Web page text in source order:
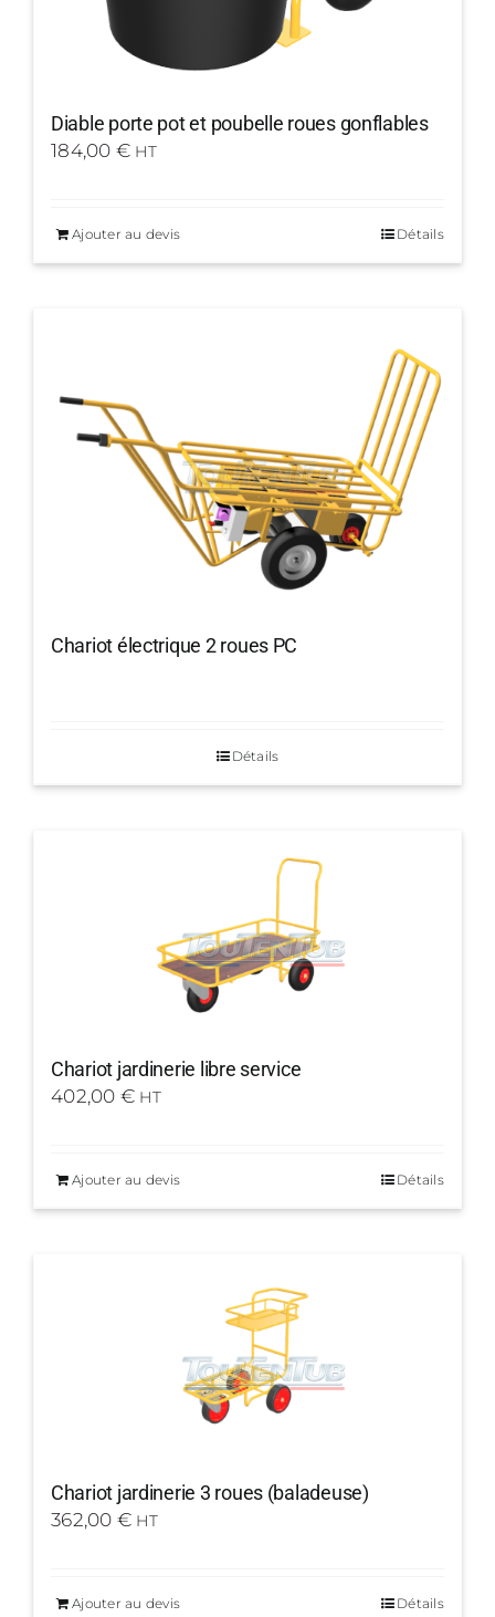
Diable porte pot et poubelle roues gonflables
184,00 € HT
Ajouter au devis Détails
Chariot électrique 2 roues PC
Détails
Chariot jardinerie libre service
402,00 € HT
Ajouter au devis Détails
Chariot jardinerie 3 roues (baladeuse)
362,00 € HT
Ajouter au devis Détails